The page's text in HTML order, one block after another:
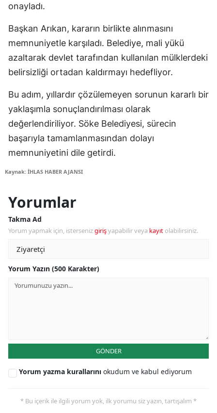
onayladı.
Başkan Arıkan, kararın birlikte alınmasını
memnuniyetle karşıladı. Belediye, mali yükü
azaltarak devlet tarafından kullanılan mülklerdeki
belirsizliği ortadan kaldırmayı hedefliyor.
Bu adım, yıllardır çözülemeyen sorunun kararlı bir
yaklaşımla sonuçlandırılması olarak
değerlendiriliyor. Söke Belediyesi, sürecin
başarıyla tamamlanmasından dolayı
memnuniyetini dile getirdi.
Kaynak: İHLAS HABER AJANSI
Yorumlar
Takma Ad
Yorum yapmak için, istersenizgirişyapabilir veya kayıt olabilirsiniz.
Yorum Yazın (500 Karakter)
GÖNDER
Yorum yazma kurallarını okudum ve kabul ediyorum
* Bu içerik ile ilgili yorum yok, ilk yorumu siz yazın, tartışalım *